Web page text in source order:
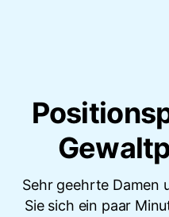
Sehr geehrte Damen
Sie sich ein paar